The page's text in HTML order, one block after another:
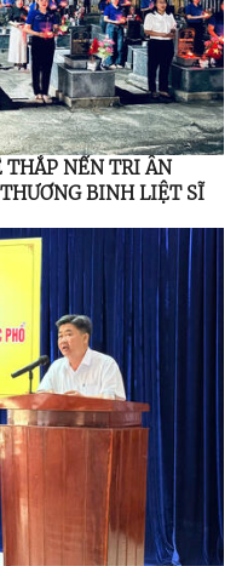
THẮP NẾN TRI ÂN
BINH LIỆT SĨ